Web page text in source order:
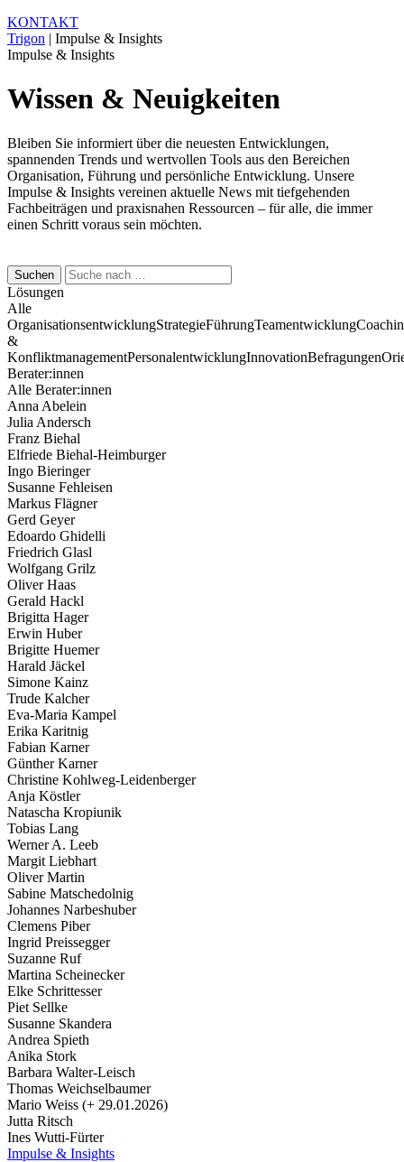
KONTAKT
Trigon | Impulse & Insights
Impulse & Insights
Wissen & Neuigkeiten
Bleiben Sie informiert über die neuesten Entwicklungen,
spannenden Trends und wertvollen Tools aus den Bereichen
Organisation, Führung und persönliche Entwicklung. Unsere
Impulse & Insights vereinen aktuelle News mit tiefgehenden
Fachbeiträgen und praxisnahen Ressourcen – für alle, die immer
einen Schritt voraus sein möchten.
Suchen
Lösungen
Alle
OrganisationsentwicklungStrategieFührungTeamentwicklung
&
KonfliktmanagementPersonalentwicklungInnovationBefragungen
Berater:innen
Alle Berater:innen
Anna Abelein
Julia Andersch
Franz Biehal
Elfriede Biehal-Heimburger
Ingo Bieringer
Susanne Fehleisen
Markus Flägner
Gerd Geyer
Edoardo Ghidelli
Friedrich Glasl
Wolfgang Grilz
Oliver Haas
Gerald Hackl
Brigitta Hager
Erwin Huber
Brigitte Huemer
Harald Jäckel
Simone Kainz
Trude Kalcher
Eva-Maria Kampel
Erika Karitnig
Fabian Karner
Günther Karner
Christine Kohlweg-Leidenberger
Anja Köstler
Natascha Kropiunik
Tobias Lang
Werner A. Leeb
Margit Liebhart
Oliver Martin
Sabine Matschedolnig
Johannes Narbeshuber
Clemens Piber
Ingrid Preissegger
Suzanne Ruf
Martina Scheinecker
Elke Schrittesser
Piet Sellke
Susanne Skandera
Andrea Spieth
Anika Stork
Barbara Walter-Leisch
Thomas Weichselbaumer
Mario Weiss (+ 29.01.2026)
Jutta Ritsch
Ines Wutti-Fürter
Impulse & Insights